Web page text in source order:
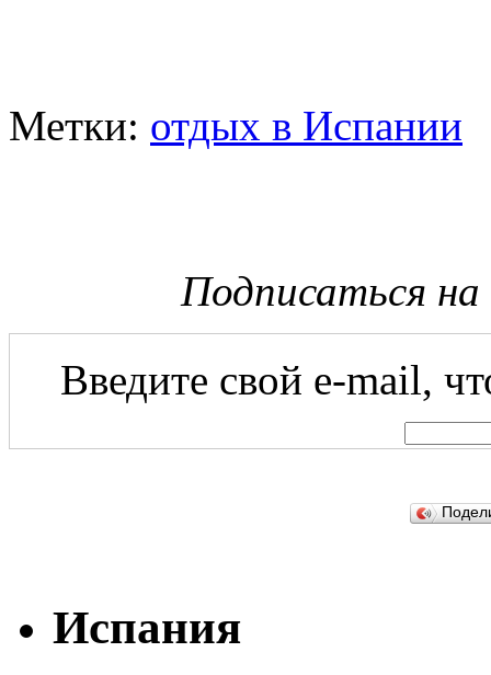
Метки: отдых в Испании
Подписаться
Введите свой e-mail,
Испания